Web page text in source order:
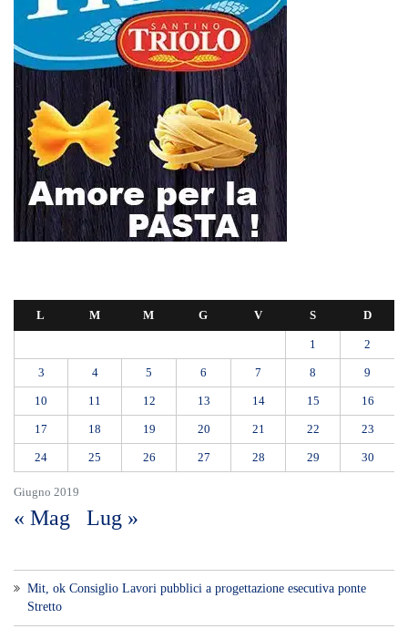
Giugno 2019
L M M G V S D
1 2
3 4 5 6 7 8 9
10 11 12 13 14 15 16
17 18 19 20 21 22 23
24 25 26 27 28 29 30
« Mag Lug »
Mit, ok Consiglio Lavori pubblici a progettazione esecutiva ponte
Stretto